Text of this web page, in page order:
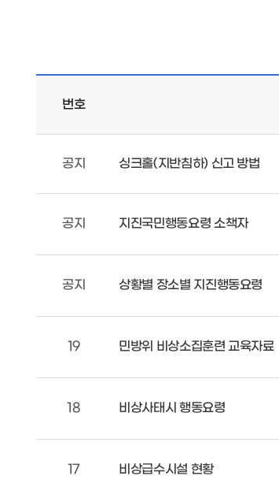
번호
공지 싱크홀(지반침하) 신고 방법
공지 지진국민행동요령 소책자
공지 상황별 장소별 지진행동요령
19 민방위 비상소집훈련 교육자료
18 비상사태시 행동요령
17 비상급수시설 현황